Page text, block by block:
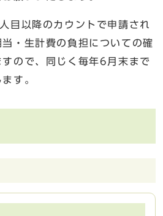
目以降のカウントで申請され
・生計費の負担についての確
ので、同じく毎年6月末まで
す。